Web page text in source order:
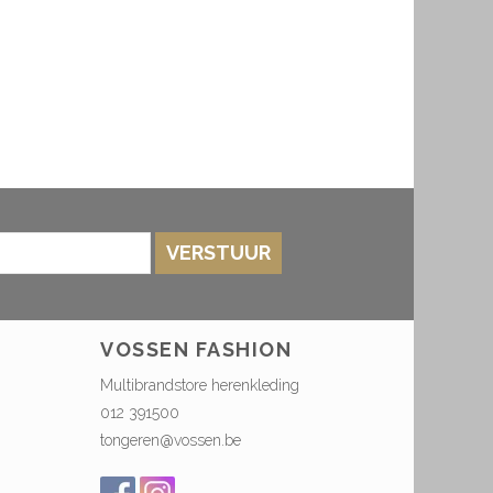
VERSTUUR
VOSSEN FASHION
Multibrandstore herenkleding
012 391500
tongeren@vossen.be